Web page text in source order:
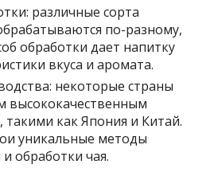
различные сорта
по-разному,
обработки дает напитку
вкуса и аромата.
некоторые страны
высококачественным
как Япония и Китай.
уникальные методы
обработки чая.